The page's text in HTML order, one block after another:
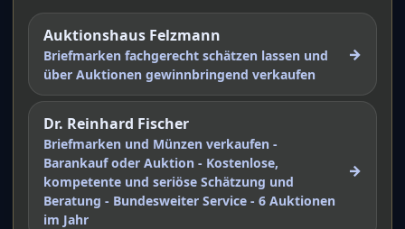
Auktionshaus Felzmann
Briefmarken fachgerecht schätzen lassen und
über Auktionen gewinnbringend verkaufen
→
Dr. Reinhard Fischer
Briefmarken und Münzen verkaufen -
Barankauf oder Auktion - Kostenlose,
kompetente und seriöse Schätzung und
Beratung - Bundesweiter Service - 6 Auktionen
im Jahr
→